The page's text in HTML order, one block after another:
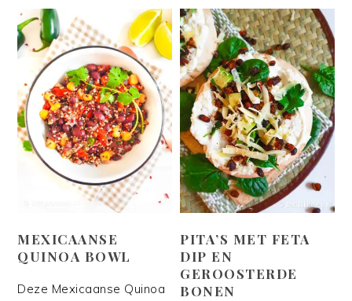
MEXICAANSE
QUINOA BOWL
Deze Mexicaanse Quinoa
PITA’S MET FETA
DIP EN
GEROOSTERDE
BONEN